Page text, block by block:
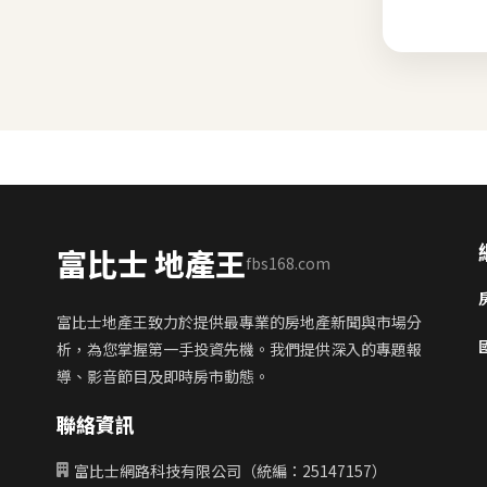
富比士 地產王fbs168.com
富比士地產王致力於提供最專業的房地產新聞與市場分
析，為您掌握第一手投資先機。我們提供深入的專題報
導、影音節目及即時房市動態。
聯絡資訊
富比士網路科技有限公司（統編：25147157）